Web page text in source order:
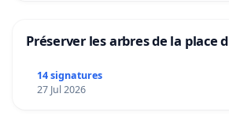
Préserver les arbres de la place
14 signatures
27 Jul 2026